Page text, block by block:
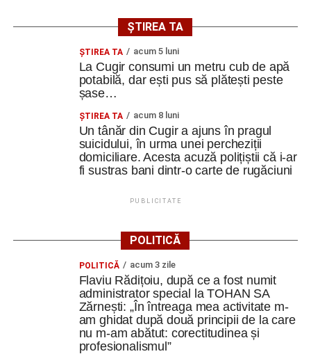
ȘTIREA TA
ȘTIREA TA acum 5 luni
La Cugir consumi un metru cub de apă
potabilă, dar ești pus să plătești peste
șase…
ȘTIREA TA acum 8 luni
Un tânăr din Cugir a ajuns în pragul
suicidului, în urma unei percheziții
domiciliare. Acesta acuză polițiștii că i-ar
fi sustras bani dintr-o carte de rugăciuni
PUBLICITATE
POLITICĂ
POLITICĂ acum 3 zile
Flaviu Rădițoiu, după ce a fost numit
administrator special la TOHAN SA
Zărnești: „În întreaga mea activitate m-
am ghidat după două principii de la care
nu m-am abătut: corectitudinea și
profesionalismul”